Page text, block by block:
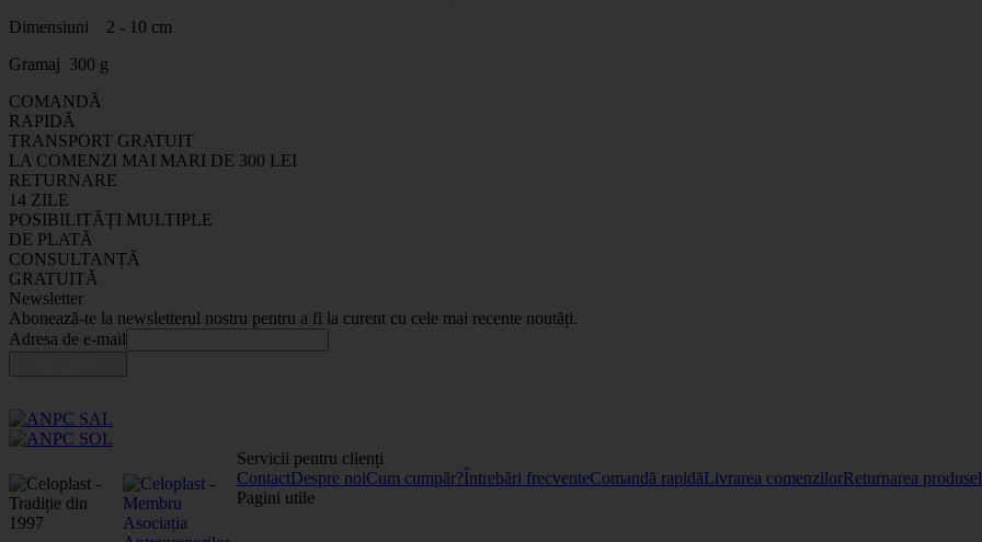
Dimensiuni 2 - 10 cm
Gramaj 300 g
COMANDĂ
RAPIDĂ
TRANSPORT GRATUIT
LA COMENZI MAI MARI DE 300 LEI
RETURNARE
14 ZILE
POSIBILITĂȚI MULTIPLE
DE PLATĂ
CONSULTANȚĂ
GRATUITĂ
Newsletter
Abonează-te la newsletterul nostru pentru a fi la curent cu cele mai recente noutăți.
Adresa de e-mail
Servicii pentru clienți
ContactDespre noiCum cumpăr?Întrebări frecventeComandă rapidăLivrarea comenzilorReturnarea
Pagini utile